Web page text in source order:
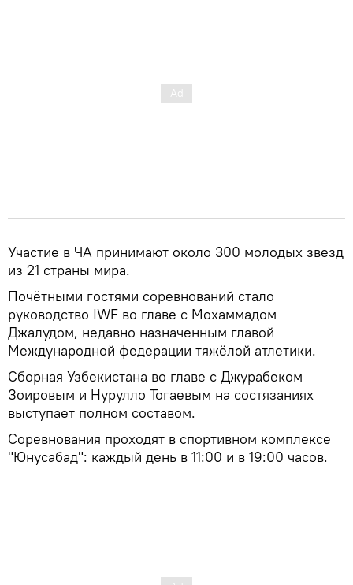
Участие в ЧА принимают около 300 молодых звезд
из 21 страны мира.
Почётными гостями соревнований стало
руководство IWF во главе с Мохаммадом
Джалудом, недавно назначенным главой
Международной федерации тяжёлой атлетики.
Сборная Узбекистана во главе с Джурабеком
Зоировым и Нурулло Тогаевым на состязаниях
выступает полном составом.
Соревнования проходят в спортивном комплексе
"Юнусабад": каждый день в 11:00 и в 19:00 часов.